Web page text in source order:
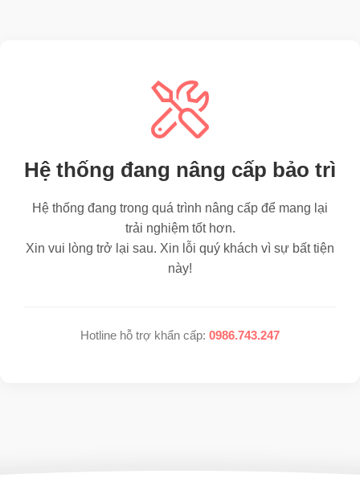
Hệ thống đang nâng cấp bảo trì
Hệ thống đang trong quá trình nâng cấp để mang lại
trải nghiệm tốt hơn.
Xin vui lòng trở lại sau. Xin lỗi quý khách vì sự bất tiện
này!
Hotline hỗ trợ khẩn cấp: 0986.743.247